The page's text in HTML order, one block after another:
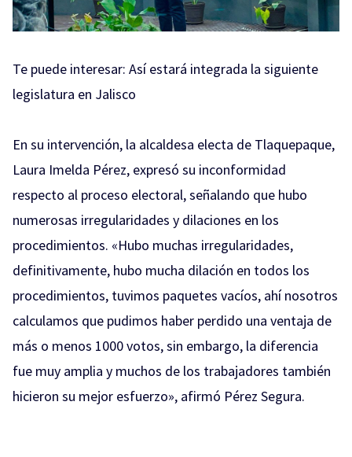
Te puede interesar: Así estará integrada la siguiente
legislatura en Jalisco
En su intervención, la alcaldesa electa de Tlaquepaque,
Laura Imelda Pérez, expresó su inconformidad
respecto al proceso electoral, señalando que hubo
numerosas irregularidades y dilaciones en los
procedimientos. «Hubo muchas irregularidades,
definitivamente, hubo mucha dilación en todos los
procedimientos, tuvimos paquetes vacíos, ahí nosotros
calculamos que pudimos haber perdido una ventaja de
más o menos 1000 votos, sin embargo, la diferencia
fue muy amplia y muchos de los trabajadores también
hicieron su mejor esfuerzo», afirmó Pérez Segura.